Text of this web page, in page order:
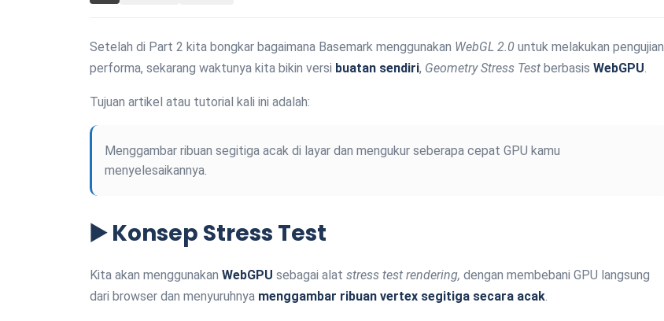
Setelah di Part 2 kita bongkar bagaimana Basemark menggunakan WebGL 2.0 untuk melakukan pengujian
performa, sekarang waktunya kita bikin versi buatan sendiri, Geometry Stress Test berbasis WebGPU
Tujuan artikel atau tutorial kali ini adalah:
Menggambar ribuan segitiga acak di layar dan mengukur seberapa cepat GPU kamu
menyelesaikannya.
▶️ Konsep Stress Test
Kita akan menggunakan WebGPU sebagai alat stress test rendering, dengan membebani GPU langsung
dari browser dan menyuruhnya menggambar ribuan vertex segitiga secara acak